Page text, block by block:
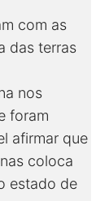
com as
das terras
nos
foram
afirmar que
coloca
estado de